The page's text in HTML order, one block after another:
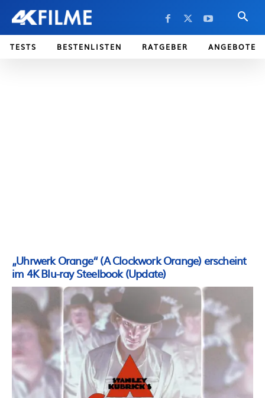
TESTS BESTENLISTEN RATGEBER ANGEBOTE
„Uhrwerk Orange“ (A Clockwork Orange) erscheint
im 4K Blu-ray Steelbook (Update)